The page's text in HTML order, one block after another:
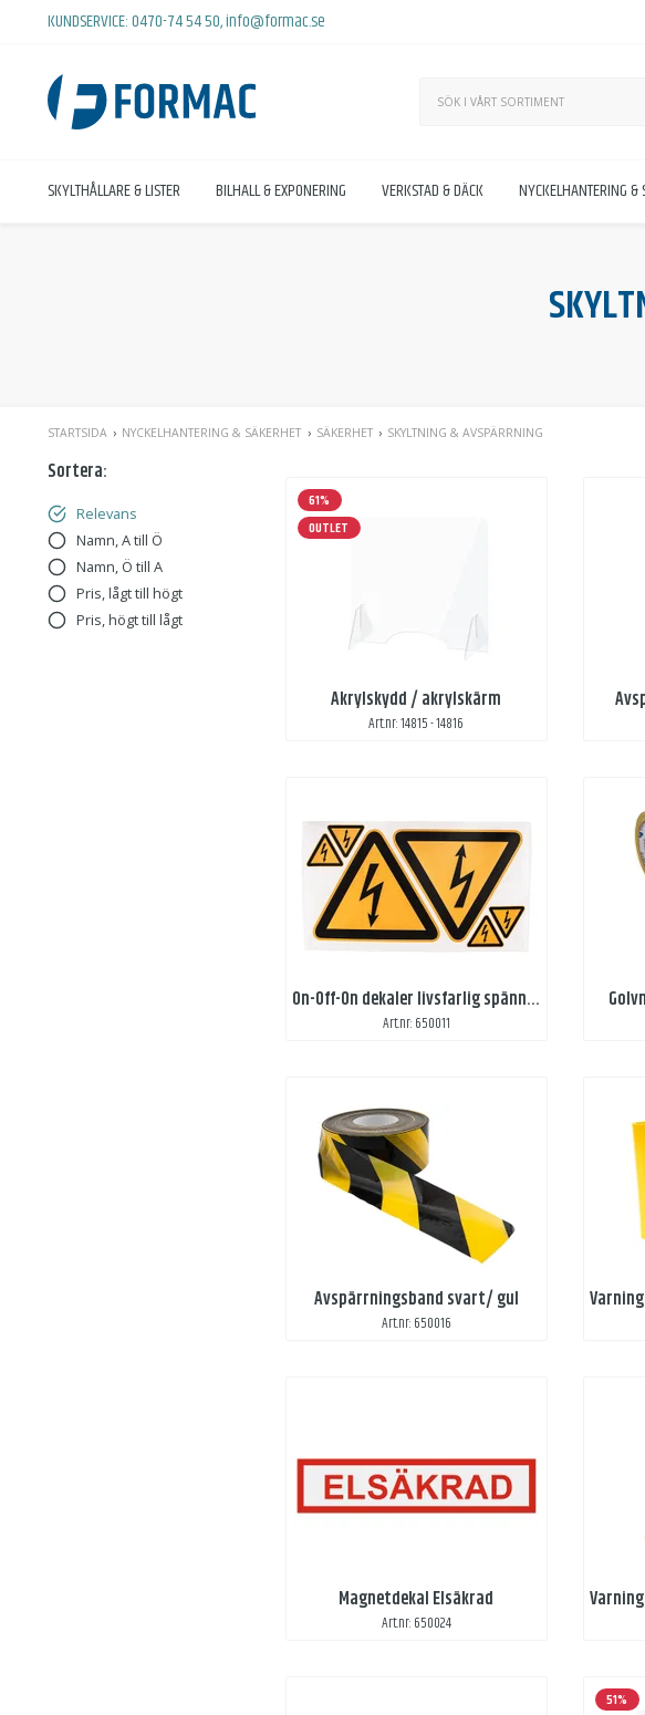
KUNDSERVICE:0470-74 54 50,info@formac.se
SKYLTHÅLLARE & LISTER BILHALL & EXPONERING VERKSTAD & DÄCK NYCKELHANTERING &
STARTSIDA NYCKELHANTERING & SÄKERHET SÄKERHET SKYLTNING & AVSPÄRRNING
Sortera:
Relevans
Namn, A till Ö
Namn, Ö till A
Pris, lågt till högt
Pris, högt till lågt
61%
OUTLET
Akrylskydd / akrylskärm
Art.nr: 14815 - 14816
On-Off-On dekaler livsfarlig spänning
Art.nr: 650011
Avspärrningsband svart/ gul
Art.nr: 650016
Magnetdekal Elsäkrad
Art.nr: 650024
51%